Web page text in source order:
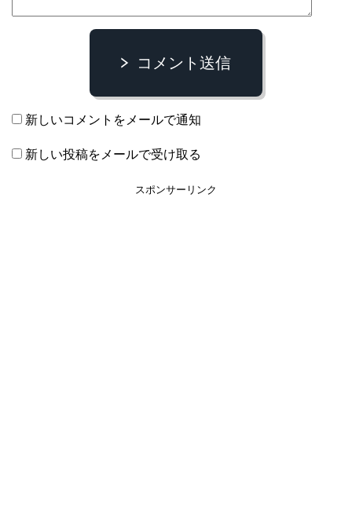
コメント送信
新しいコメントをメールで通知
新しい投稿をメールで受け取る
スポンサーリンク